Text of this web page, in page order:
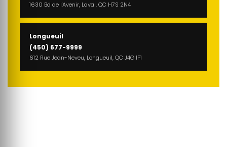
1630 Bd de l'Avenir, Laval, QC H7S 2N4
Longueuil
(450) 677-9999
612 Rue Jean-Neveu, Longueuil, QC J4G 1P1